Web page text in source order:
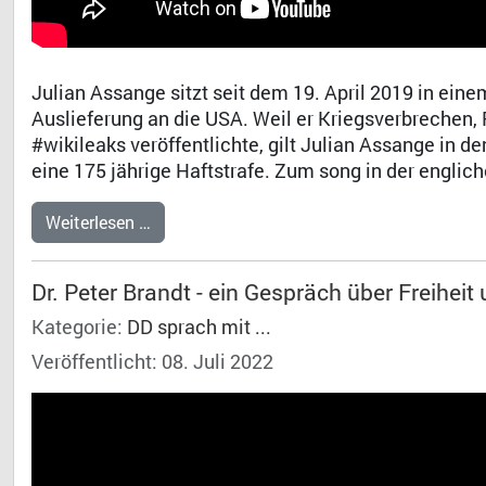
Julian Assange sitzt seit dem 19. April 2019 in
Auslieferung an die USA. Weil er
#wikileaks veröffentlichte, gilt Julian Assange in
eine 175 jährige Haftstrafe. Zum song in der
Weiterlesen …
Dr. Peter Brandt - ein Gespräch über Freiheit
Kategorie: DD sprach mit ...
Veröffentlicht: 08. Juli 2022